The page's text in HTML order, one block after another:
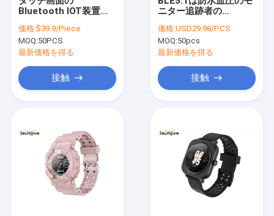
Bluetooth IOT装置
ンのSmartwatchリン
グ
価格:$39.9/Piece
MOQ:50PCS
最新価格を得る
接触
ニター追跡者の
眠る
価格:USD29.98/PCS
MOQ:50pcs
最新価格を得る
接触